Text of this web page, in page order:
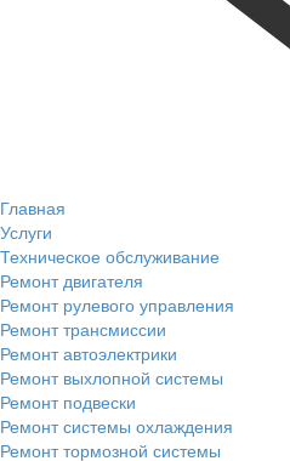
Главная
Услуги
Техническое обслуживание
Ремонт двигателя
Ремонт рулевого управления
Ремонт трансмиссии
Ремонт автоэлектрики
Ремонт выхлопной системы
Ремонт подвески
Ремонт системы охлаждения
Ремонт тормозной системы